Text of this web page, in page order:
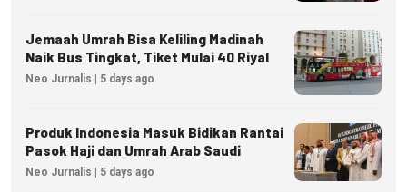
Jemaah Umrah Bisa Keliling Madinah
Naik Bus Tingkat, Tiket Mulai 40 Riyal
Neo Jurnalis | 5 days ago
Produk Indonesia Masuk Bidikan Rantai
Pasok Haji dan Umrah Arab Saudi
Neo Jurnalis | 5 days ago